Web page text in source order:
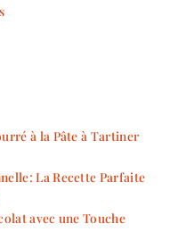
à la Pâte à Tartiner
La Recette Parfaite
avec une Touche